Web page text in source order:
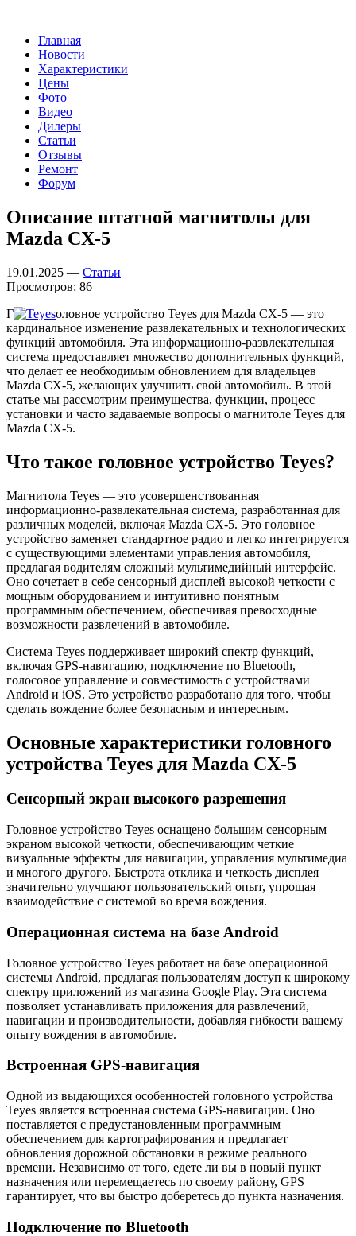
Главная
Новости
Характеристики
Цены
Фото
Видео
Дилеры
Статьи
Отзывы
Ремонт
Форум
Описание штатной магнитолы для
Mazda CX-5
19.01.2025 — Статьи
Просмотров: 86
Г
оловное устройство Teyes для Mazda CX-5 — это
кардинальное изменение развлекательных и технологических
функций автомобиля. Эта информационно-развлекательная
система предоставляет множество дополнительных функций,
что делает ее необходимым обновлением для владельцев
Mazda CX-5, желающих улучшить свой автомобиль. В этой
статье мы рассмотрим преимущества, функции, процесс
установки и часто задаваемые вопросы о магнитоле Teyes для
Mazda CX-5.
Что такое головное устройство Teyes?
Магнитола Teyes — это усовершенствованная
информационно-развлекательная система, разработанная для
различных моделей, включая Mazda CX-5. Это головное
устройство заменяет стандартное радио и легко интегрируется
с существующими элементами управления автомобиля,
предлагая водителям сложный мультимедийный интерфейс.
Оно сочетает в себе сенсорный дисплей высокой четкости с
мощным оборудованием и интуитивно понятным
программным обеспечением, обеспечивая превосходные
возможности развлечений в автомобиле.
Система Teyes поддерживает широкий спектр функций,
включая GPS-навигацию, подключение по Bluetooth,
голосовое управление и совместимость с устройствами
Android и iOS. Это устройство разработано для того, чтобы
сделать вождение более безопасным и интересным.
Основные характеристики головного
устройства Teyes для Mazda CX-5
Сенсорный экран высокого разрешения
Головное устройство Teyes оснащено большим сенсорным
экраном высокой четкости, обеспечивающим четкие
визуальные эффекты для навигации, управления мультимедиа
и многого другого. Быстрота отклика и четкость дисплея
значительно улучшают пользовательский опыт, упрощая
взаимодействие с системой во время вождения.
Операционная система на базе Android
Головное устройство Teyes работает на базе операционной
системы Android, предлагая пользователям доступ к широкому
спектру приложений из магазина Google Play. Эта система
позволяет устанавливать приложения для развлечений,
навигации и производительности, добавляя гибкости вашему
опыту вождения в автомобиле.
Встроенная GPS-навигация
Одной из выдающихся особенностей головного устройства
Teyes является встроенная система GPS-навигации. Оно
поставляется с предустановленным программным
обеспечением для картографирования и предлагает
обновления дорожной обстановки в режиме реального
времени. Независимо от того, едете ли вы в новый пункт
назначения или перемещаетесь по своему району, GPS
гарантирует, что вы быстро доберетесь до пункта назначения.
Подключение по Bluetooth